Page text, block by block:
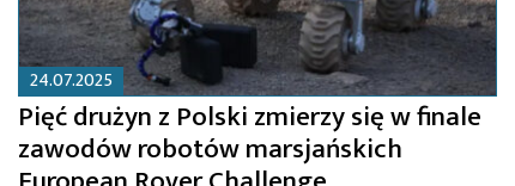
24.07.2025
Pięć drużyn z Polski zmierzy się w finale
zawodów robotów marsjańskich